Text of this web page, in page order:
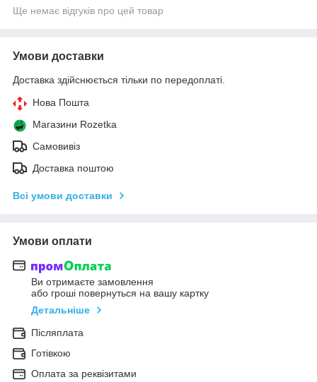
Ще немає відгуків про цей товар
Умови доставки
Доставка здійснюється тільки по передоплаті.
Нова Пошта
Магазини Rozetka
Самовивіз
Доставка поштою
Всі умови доставки
Умови оплати
Ви отримаєте замовлення
або гроші повернуться на вашу картку
Детальніше
Післяплата
Готівкою
Оплата за реквізитами